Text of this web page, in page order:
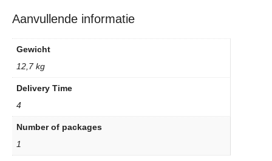
Aanvullende informatie
Gewicht
12,7 kg
Delivery Time
4
Number of packages
1